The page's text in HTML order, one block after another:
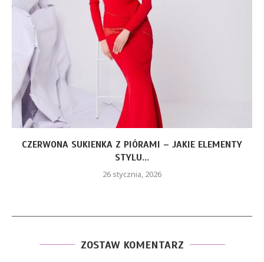
CZERWONA SUKIENKA Z PIÓRAMI – JAKIE ELEMENTY
STYLU...
26 stycznia, 2026
ZOSTAW KOMENTARZ